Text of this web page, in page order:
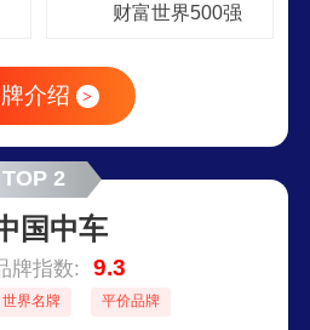
财富世界500强
介绍 >
TOP 2
国中车
牌指数: 9.3
世界名牌 平价品牌